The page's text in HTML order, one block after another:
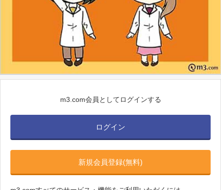
m3.com会員としてログインする
ログイン
新規会員登録(無料)